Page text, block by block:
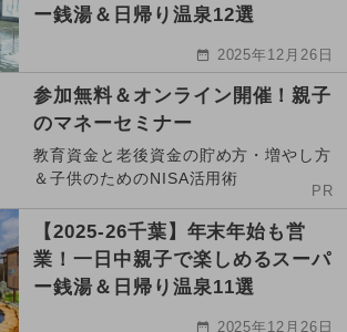
ー銭湯＆日帰り温泉12選
2025年12月26日
参加無料＆オンライン開催！親子
のマネーセミナー
教育資金と老後資金の貯め方・増やし方
＆子供のためのNISA活用術
PR
【2025-26千葉】年末年始も営
業！一日中親子で楽しめるスーパ
ー銭湯＆日帰り温泉11選
2025年12月26日